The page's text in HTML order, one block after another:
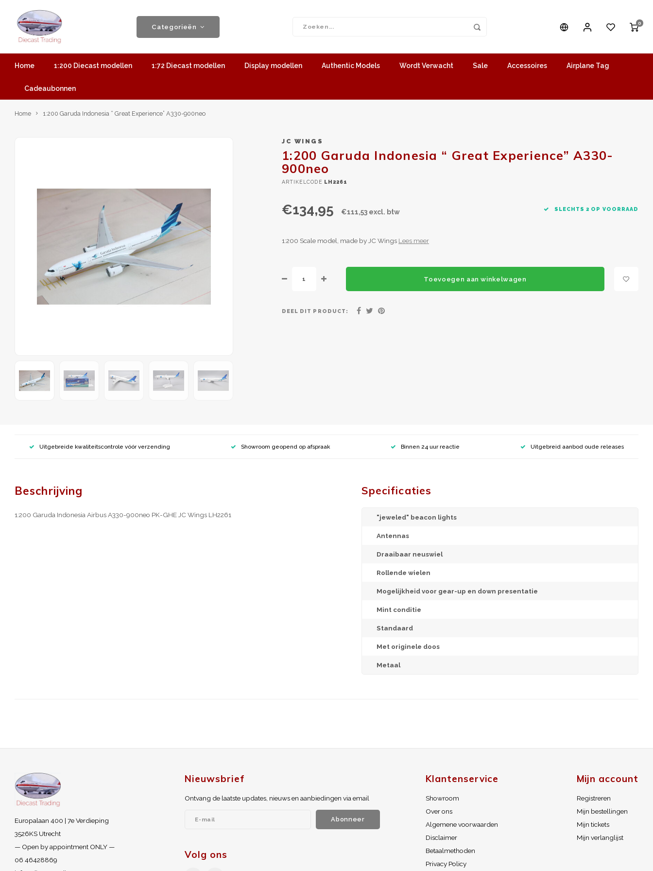
Categorieën 0
Home 1:200 Diecast modellen 1:72 Diecast modellen Display modellen Authentic Models Wordt Verwacht Sale Accessoires Airplane Tag
Cadeaubonnen
Home 1:200 Garuda Indonesia “ Great Experience” A330-900neo
JC WINGS
1:200 Garuda Indonesia “ Great Experience” A330-
900neo
ARTIKELCODE LH2261
€134,95 €111,53 excl. btw SLECHTS 2 OP VOORRAAD
1:200 Scale model, made by JC Wings Lees meer
Toevoegen aan winkelwagen
DEEL DIT PRODUCT:
Uitgebreide kwaliteitscontrole vóór verzending Showroom geopend op afspraak Binnen 24 uur reactie Uitgebreid aanbod oude releases
Beschrijving
1:200 Garuda Indonesia Airbus A330-900neo PK-GHE JC Wings LH2261
Specificaties
"jeweled" beacon lights
Antennas
Draaibaar neuswiel
Rollende wielen
Mogelijkheid voor gear-up en down presentatie
Mint conditie
Standaard
Met originele doos
Metaal
Europalaan 400 | 7e Verdieping
3526KS Utrecht
— Open by appointment ONLY —
06 46428869
Nieuwsbrief
Ontvang de laatste updates, nieuws en aanbiedingen via email
Abonneer
Volg ons
Klantenservice
Showroom
Over ons
Algemene voorwaarden
Disclaimer
Betaalmethoden
Privacy Policy
Mijn account
Registreren
Mijn bestellingen
Mijn tickets
Mijn verlanglijst